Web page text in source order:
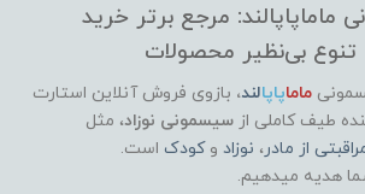
مرجع برتر خرید
تنوع بی‌نظیر محصولات
ماماپاپالند، بازوی فروش آنلاین استارت
طیف کاملی از سیسمونی نوزاد، مثل
از مادر، نوزاد وکودک است.
هدیه میدهیم.